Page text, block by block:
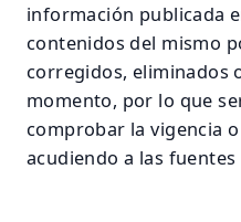
información publicada
contenidos del mismo
corregidos, eliminados
momento, por lo que
comprobar la vigencia
acudiendo a las fuentes